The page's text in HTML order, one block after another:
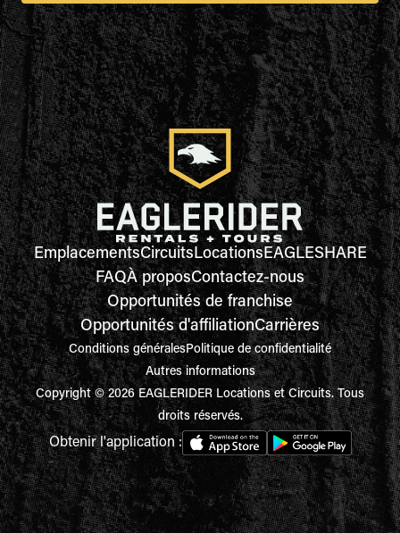
EmplacementsCircuitsLocationsEAGLESHARE
FAQÀ proposContactez-nous
Opportunités de franchise
Opportunités d'affiliationCarrières
Conditions généralesPolitique de confidentialité
Autres informations
Copyright © 2026 EAGLERIDER Locations et Circuits. Tous
droits réservés.
Obtenir l'application :